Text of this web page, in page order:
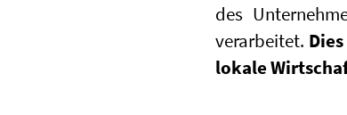
des
verarbeitet.
lokale